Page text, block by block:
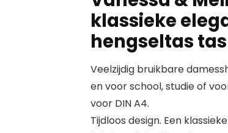
klassieke
hengseltas
Veelzijdig bruikbare
en voor school, studie of
voor DIN A4.
Tijdloos design. Een